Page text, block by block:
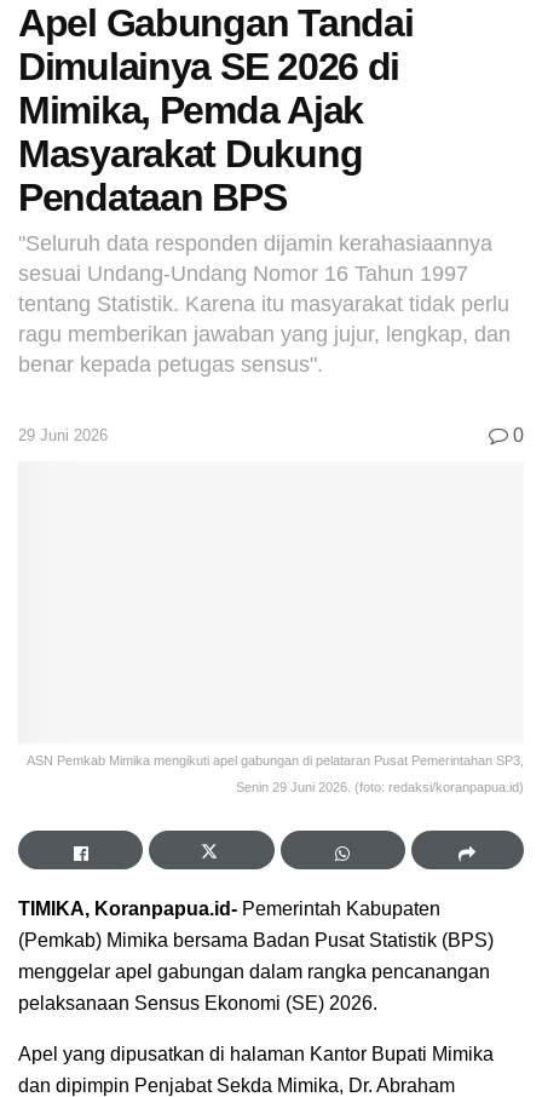
Apel Gabungan Tandai
Dimulainya SE 2026 di
Mimika, Pemda Ajak
Masyarakat Dukung
Pendataan BPS
"Seluruh data responden dijamin kerahasiaannya
sesuai Undang-Undang Nomor 16 Tahun 1997
tentang Statistik. Karena itu masyarakat tidak perlu
ragu memberikan jawaban yang jujur, lengkap, dan
benar kepada petugas sensus".
29 Juni 2026 0
ASN Pemkab Mimika mengikuti apel gabungan di pelataran Pusat Pemerintahan SP3,
Senin 29 Juni 2026. (foto: redaksi/koranpapua.id)
TIMIKA, Koranpapua.id- Pemerintah Kabupaten
(Pemkab) Mimika bersama Badan Pusat Statistik (BPS)
menggelar apel gabungan dalam rangka pencanangan
pelaksanaan Sensus Ekonomi (SE) 2026.
Apel yang dipusatkan di halaman Kantor Bupati Mimika
dan dipimpin Penjabat Sekda Mimika, Dr. Abraham